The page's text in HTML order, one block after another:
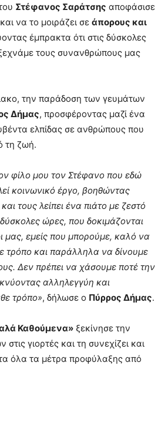
Στέφανος Σαράτσης αποφάσισε
να το μοιράζει σε άπορους και
έμπρακτα ότι στις δύσκολες
τους συνανθρώπους μας
την παράδοση των γευμάτων
Δήμας, προσφέροντας μαζί ένα
ελπίδας σε ανθρώπους που
τη ζωή.
φίλο μου τον Στέφανο που εδώ
κοινωνικό έργο, βοηθώντας
τους λείπει ένα πιάτο με ζεστό
ώρες, που δοκιμάζονται
μας, εμείς που μπορούμε, καλό να
τρόπο και παράλληλα να δίνουμε
Δεν πρέπει να χάσουμε ποτέ την
αλληλεγγύη και
τρόπο», δήλωσε ο Πύρρος Δήμας.
Καθούμενα» ξεκίνησε την
γιορτές και τη συνεχίζει και
όλα τα μέτρα προφύλαξης από